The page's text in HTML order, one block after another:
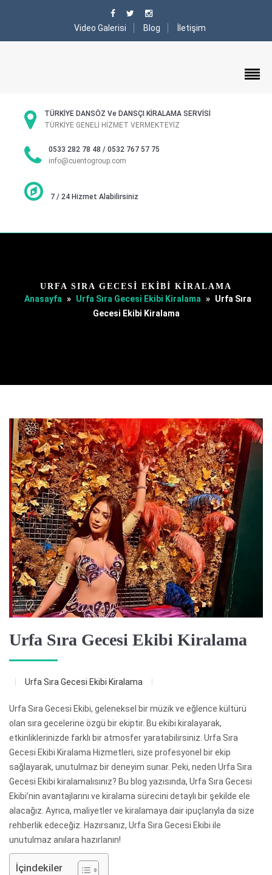
Video Galerisi Blog İletişim
TÜRKİYE DANSÖZ Ve DANSÇI KİRALAMA SERVİSİ
TÜRKİYE GENELİ HİZMET VERMEKTEYİZ
0533 282 78 48 / 0532 767 57 75
info@cuentogroup.com
7 / 24 Hizmet Alabilirsiniz
URFA SIRA GECESI EKIBI KIRALAMA
Anasayfa » Urfa Sıra Gecesi Ekibi Kiralama » Urfa Sıra
Gecesi Ekibi Kiralama
Urfa Sıra Gecesi Ekibi Kiralama
Urfa Sıra Gecesi Ekibi Kiralama
Urfa Sıra Gecesi Ekibi, geleneksel bir müzik ve eğlence kültürü
olan sıra gecelerine özgü bir ekiptir. Bu ekibi kiralayarak,
etkinliklerinizde farklı bir atmosfer yaratabilirsiniz. Urfa Sıra
Gecesi Ekibi Kiralama Hizmetleri, size profesyonel bir ekip
sağlayarak, unutulmaz bir deneyim sunar. Peki, neden Urfa Sıra
Gecesi Ekibi kiralamalısınız? Bu blog yazısında, Urfa Sıra Gecesi
Ekibi’nin avantajlarını ve kiralama sürecini detaylı bir şekilde ele
alacağız. Ayrıca, maliyetler ve kiralamaya dair ipuçlarıyla da size
rehberlik edeceğiz. Hazırsanız, Urfa Sıra Gecesi Ekibi ile
unutulmaz anılara hazırlanın!
İçindekiler